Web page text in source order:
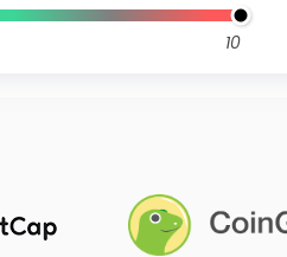
10